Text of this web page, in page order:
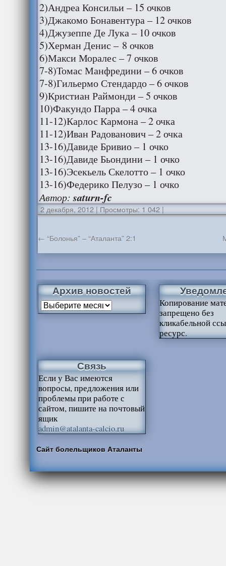
2)Андреа Консильи – 15 очков
3)Джакомо Бонавентура – 12 очков
4)Джузеппе Де Лука – 10 очков
5)Херман Денис – 8 очков
6)Макси Моралес – 7 очков
7-8)Томас Манфредини – 6 очков
7-8)Гильермо Стендардо – 6 очков
9)Кристиан Раймонди – 5 очков
10)Факундо Парра – 4 очка
11-12)Карлос Кармона – 2 очка
11-12)Иван Радованович – 2 очка
13-16)Давиде Бривио – 1 очко
13-16)Давиде Бьондини – 1 очко
13-16)Эсекьель Скелотто – 1 очко
13-16)Федерико Пелузо – 1 очко
Автор:saturn-fc
2 декабря, 2012 | Просмотры: 1 042|
← “Болонья” – “Аталанта” 2:1
Архив новостей
Копирование
запрещено без
кликабельной
ресурс.
Связь
Если у Вас имеются
вопросы, предложения или
проблемы при работе с
сайтом, пишите на почтовый
ящик
admin@atalanta-calcio.ru
Сайт болельщиков Аталанты